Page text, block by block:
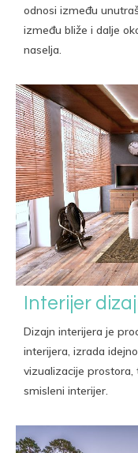
odnosi između
između bliže i dalje
naselja.
Interijer
Dizajn interijera je
interijera, izrada
vizualizacije prostora,
smisleni interijer.